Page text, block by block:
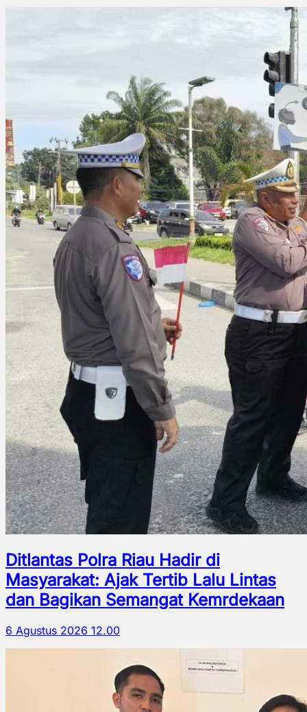
Ditlantas Polra Riau Hadir di
Masyarakat: Ajak Tertib Lalu Lintas
dan Bagikan Semangat Kemrdekaan
6 Agustus 2026 12.00